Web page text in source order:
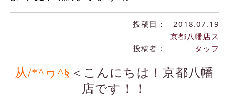
投稿日： 2018.07.19
投稿者：
京都八幡店ス
タッフ
从/*^ヮ^§ ＜こんにちは！京都八幡
店です！！